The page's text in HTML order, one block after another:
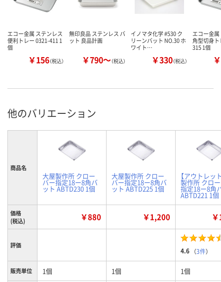
エコー金属 ステンレス
便利トレー 0321-411 1
個
￥156（税込）
無印良品 ステンレス バ
ット 良品計画
￥790～（税込）
イノマタ化学 #530 ク
リーンバット NO.30 ホ
ワイト…
￥330（税込）
エコー金
角型切身ト
315 1個
他のバリエーション
商品名
大屋製作所 クロー
バー指定18ー8角バ
ット ABTD230 1個
大屋製作所 クロー
バー指定18ー8角バ
ット ABTD225 1個
【アウトレッ
製作所 クロ
指定18ー8角
ABTD221 1個
価格
(税込)
￥880 ￥1,200
評価
4.6 （3件）
販売単位 1個 1個 1個